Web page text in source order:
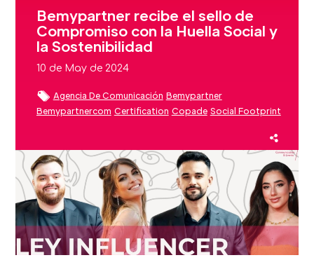
Bemypartner recibe el sello de
Compromiso con la Huella Social y
la Sostenibilidad
10 de May de 2024
Agencia De Comunicación Bemypartner
Bemypartnercom Certification Copade Social Footprint